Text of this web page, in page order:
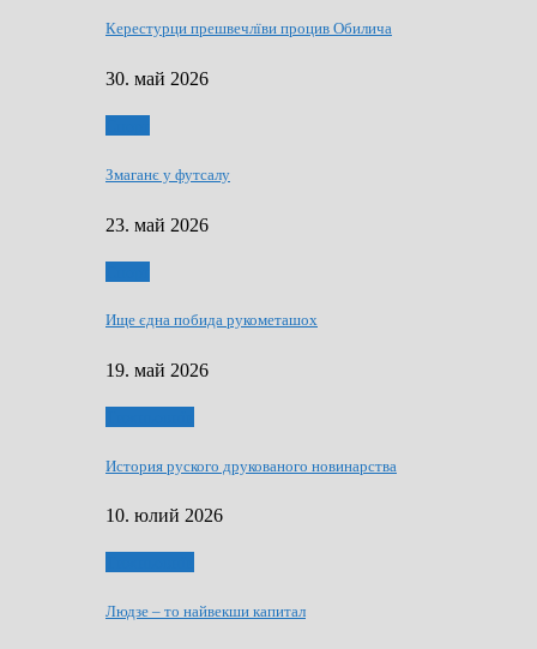
Керестурци прешвечлїви процив Обилича
30. май 2026
Змаганє у футсалу
23. май 2026
Ище єдна побида рукометашох
19. май 2026
История руского друкованого новинарства
10. юлий 2026
Людзе – то найвекши капитал